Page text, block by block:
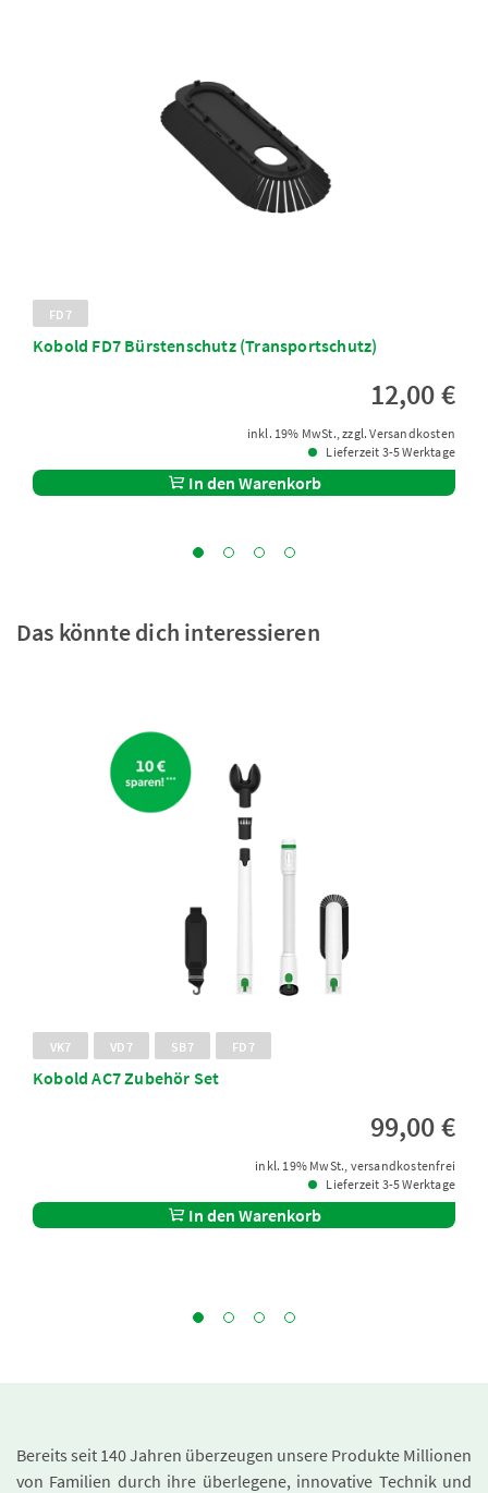
FD7
Kobold FD7 Bürstenschutz (Transportschutz)
12,00 €
inkl. 19% MwSt., zzgl. Versandkosten
Lieferzeit 3-5 Werktage
In den Warenkorb
Das könnte dich interessieren
VK7 VD7 SB7 FD7
Kobold AC7 Zubehör Set
99,00 €
inkl. 19% MwSt., versandkostenfrei
Lieferzeit 3-5 Werktage
In den Warenkorb
Bereits seit 140 Jahren überzeugen unsere Produkte Millionen
von Familien durch ihre überlegene, innovative Technik und